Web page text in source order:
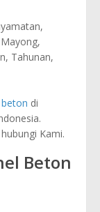
Tahunan,
di
Kami.
Beton